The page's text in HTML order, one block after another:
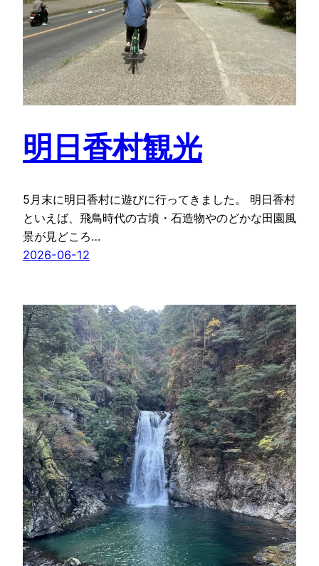
明日香村観光
5月末に明日香村に遊びに行ってきました。 明日香村
といえば、飛鳥時代の古墳・石造物やのどかな田園風
景が見どころ…
2026-06-12